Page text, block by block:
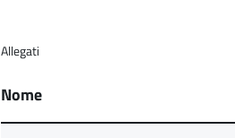
Allegati
Nome